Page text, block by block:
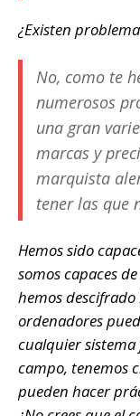
¿Existen
No, como te
numerosos
una gran
marcas y
marquista
tener las que
Hemos sido
somos capaces
hemos
ordenadores
cualquier
campo, tenemos
pueden hacer